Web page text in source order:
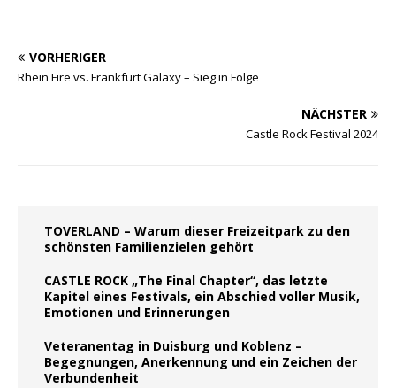
VORHERIGER
Rhein Fire vs. Frankfurt Galaxy – Sieg in Folge
NÄCHSTER
Castle Rock Festival 2024
TOVERLAND – Warum dieser Freizeitpark zu den
schönsten Familienzielen gehört
CASTLE ROCK „The Final Chapter“, das letzte
Kapitel eines Festivals, ein Abschied voller Musik,
Emotionen und Erinnerungen
Veteranentag in Duisburg und Koblenz –
Begegnungen, Anerkennung und ein Zeichen der
Verbundenheit